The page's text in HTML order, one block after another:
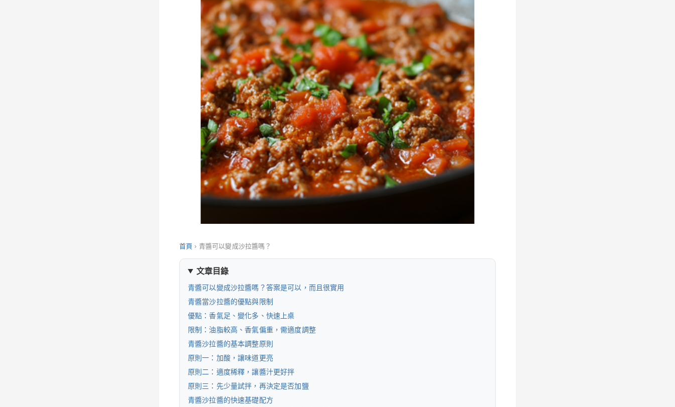
首頁 › 青醬可以變成沙拉醬嗎？
文章目錄
青醬可以變成沙拉醬嗎？答案是可以，而且很實用
青醬當沙拉醬的優點與限制
優點：香氣足、變化多、快速上桌
限制：油脂較高、香氣偏重，需適度調整
青醬沙拉醬的基本調整原則
原則一：加酸，讓味道更亮
原則二：適度稀釋，讓醬汁更好拌
原則三：先少量試拌，再決定是否加鹽
青醬沙拉醬的快速基礎配方